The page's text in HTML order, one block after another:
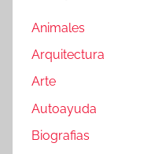
Animales
Arquitectura
Arte
Autoayuda
Biografias